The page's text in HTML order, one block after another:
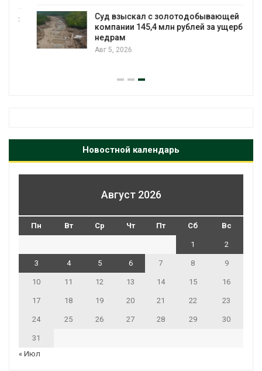
Суд взыскал с золотодобывающей
компании 145,4 млн рублей за ущерб
недрам
Авг 5, 2026
Новостной календарь
Август 2026
Пн Вт Ср Чт Пт Сб Вс
1 2
3 4 5 6 7 8 9
10 11 12 13 14 15 16
17 18 19 20 21 22 23
24 25 26 27 28 29 30
31
« Июл